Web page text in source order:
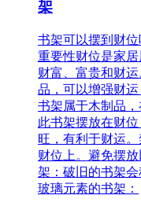
架
书架可以摆到财
重要性财位是家
财富、富贵和财
品，可以增强财
书架属于木制品
此书架摆放在财
旺，有利于财运
财位上。避免摆
架：破旧的书架
玻璃元素的书架：